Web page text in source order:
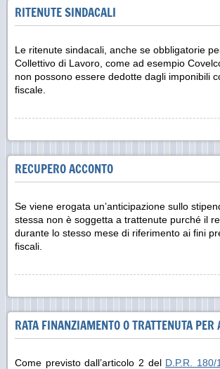
RITENUTE SINDACALI
Le ritenute sindacali, anche se obbligatorie
Collettivo di Lavoro, come ad esempio
non possono essere dedotte dagli imponibili
fiscale.
RECUPERO ACCONTO
Se viene erogata un’anticipazione sullo
stessa non è soggetta a trattenute purché il
durante lo stesso mese di riferimento ai fini
fiscali.
RATA FINANZIAMENTO O TRATTENUTA
Come previsto dall’articolo 2 del D.P.R. 180/